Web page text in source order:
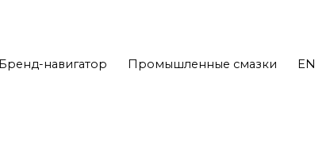
Бренд-навигатор Промышленные смазки EN